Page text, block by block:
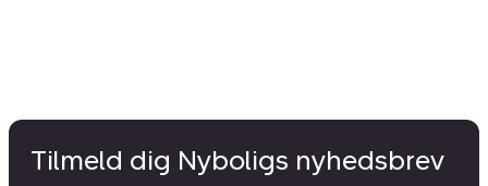
Tilmeld dig Nyboligs nyhedsbrev